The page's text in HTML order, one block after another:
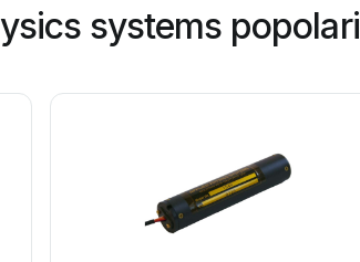
systems popolari